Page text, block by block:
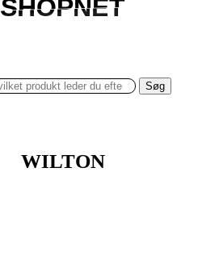
SHOPNET
SHOPNET
Søg
WILTON